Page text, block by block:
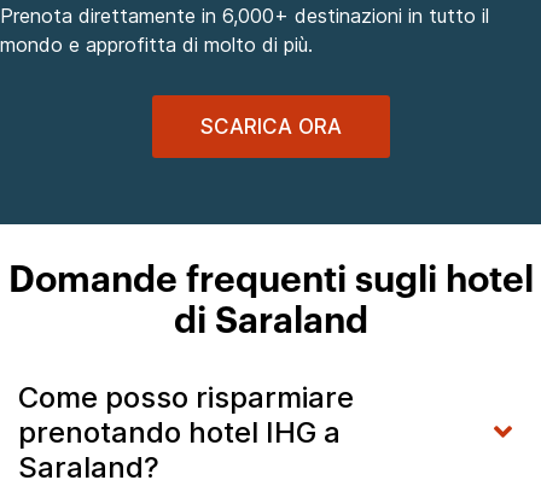
Prenota direttamente in 6,000+ destinazioni in tutto il
mondo e approfitta di molto di più.
SCARICA ORA
Domande frequenti sugli hotel
di Saraland
Come posso risparmiare
prenotando hotel IHG a
Saraland?